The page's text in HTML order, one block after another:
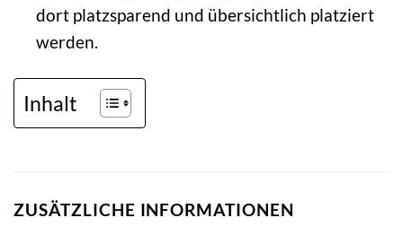
dort platzsparend und übersichtlich platziert
werden.
Inhalt
ZUSÄTZLICHE INFORMATIONEN